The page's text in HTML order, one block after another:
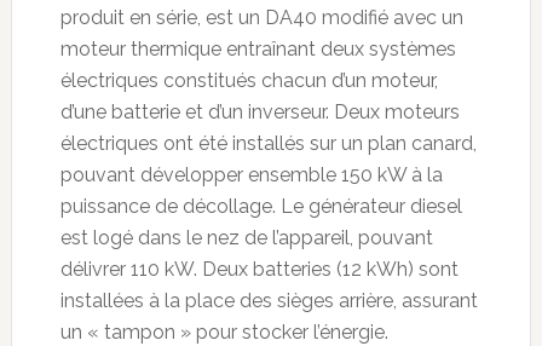
produit en série, est un DA40 modifié avec un
moteur thermique entraînant deux systèmes
électriques constitués chacun d’un moteur,
d’une batterie et d’un inverseur. Deux moteurs
électriques ont été installés sur un plan canard,
pouvant développer ensemble 150 kW à la
puissance de décollage. Le générateur diesel
est logé dans le nez de l’appareil, pouvant
délivrer 110 kW. Deux batteries (12 kWh) sont
installées à la place des sièges arrière, assurant
un « tampon » pour stocker l’énergie.